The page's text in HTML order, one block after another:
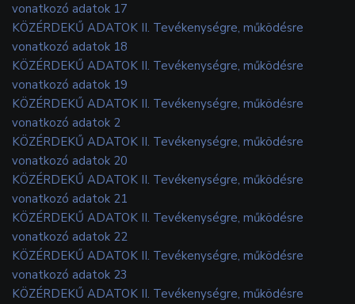
vonatkozó adatok 17
KÖZÉRDEKŰ ADATOK II. Tevékenységre, működésre
vonatkozó adatok 18
KÖZÉRDEKŰ ADATOK II. Tevékenységre, működésre
vonatkozó adatok 19
KÖZÉRDEKŰ ADATOK II. Tevékenységre, működésre
vonatkozó adatok 2
KÖZÉRDEKŰ ADATOK II. Tevékenységre, működésre
vonatkozó adatok 20
KÖZÉRDEKŰ ADATOK II. Tevékenységre, működésre
vonatkozó adatok 21
KÖZÉRDEKŰ ADATOK II. Tevékenységre, működésre
vonatkozó adatok 22
KÖZÉRDEKŰ ADATOK II. Tevékenységre, működésre
vonatkozó adatok 23
KÖZÉRDEKŰ ADATOK II. Tevékenységre, működésre